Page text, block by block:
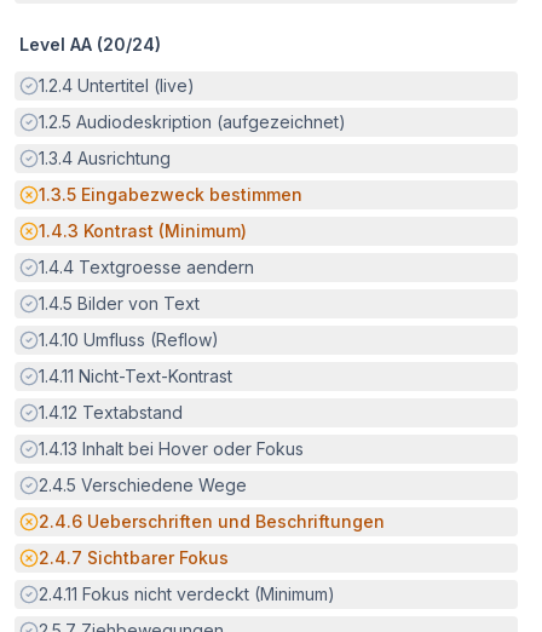
Level AA (20/24)
Erfüllt:
1.2.4 Untertitel (live)
Erfüllt:
1.2.5 Audiodeskription (aufgezeichnet)
Erfüllt:
1.3.4 Ausrichtung
Potenzielle Barriere:
1.3.5 Eingabezweck bestimmen
Potenzielle Barriere:
1.4.3 Kontrast (Minimum)
Erfüllt:
1.4.4 Textgroesse aendern
Erfüllt:
1.4.5 Bilder von Text
Erfüllt:
1.4.10 Umfluss (Reflow)
Erfüllt:
1.4.11 Nicht-Text-Kontrast
Erfüllt:
1.4.12 Textabstand
Erfüllt:
1.4.13 Inhalt bei Hover oder Fokus
Erfüllt:
2.4.5 Verschiedene Wege
Potenzielle Barriere:
2.4.6 Ueberschriften und Beschriftungen
Potenzielle Barriere:
2.4.7 Sichtbarer Fokus
Erfüllt:
2.4.11 Fokus nicht verdeckt (Minimum)